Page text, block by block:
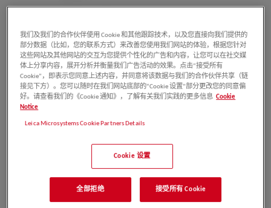
一体化自动程序控制
一体化自动程序控制，包括自动左右制动机制，前进
反馈力控制，倒计数功能等，为使用者节约大量时
间。
表面光洁度和标靶检测
表面处理与目标检测，都通过一体化体视镜来完成，
这可大大提高使用者的工作效率。
我们及我们的合作伙伴使用 Cookie 和其他跟踪技术，以及您直接向我们提供的
部分数据（比如，您的联系方式）来改善您使用我们网站的体验，根据您针对
这些网站及其他网站的交互为您提供个性化的广告和内容，让您可以在社交媒
体上分享内容，展开分析并衡量我们广告活动的效果。点击“接受所有
Cookie”，即表示您同意上述内容，并同意将该数据与我们的合作伙伴共享（链
接见下方）。您可以随时在我们网站底部的“Cookie 设置”部分更改您的同意偏
好。请查看我们的《Cookie 通知》，了解有关我们实践的更多信息 Cookie
Notice
Leica Microsystems Cookie Partners Details
Cookie 设置
全部拒绝 接受所有 Cookie